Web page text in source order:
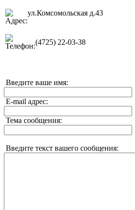
ул.Комсомольская д.43
(4725) 22-03-38
Введите ваше имя:
E-mail адрес:
Тема сообщения:
Введите текст вашего сообщения: